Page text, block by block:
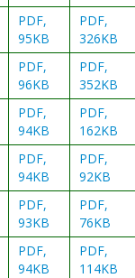
PDF,
95KB
PDF,
326KB
PDF,
96KB
PDF,
352KB
PDF,
94KB
PDF,
162KB
PDF,
94KB
PDF,
92KB
PDF,
93KB
PDF,
76KB
PDF,
94KB
PDF,
114KB